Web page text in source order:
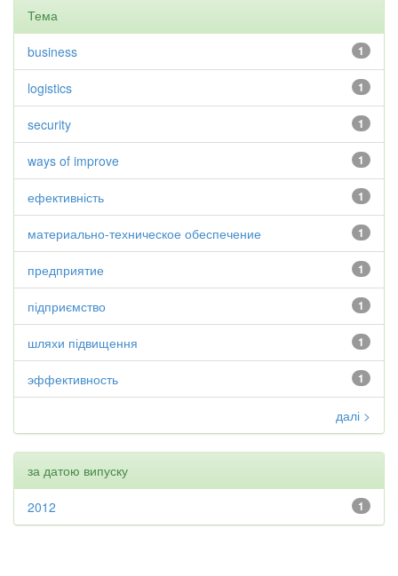
Тема
1
business
1
logistics
1
security
1
ways of improve
1
ефективність
1
материально-техническое обеспечение
1
предприятие
1
підприємство
1
шляхи підвищення
1
эффективность
далі >
за датою випуску
1
2012